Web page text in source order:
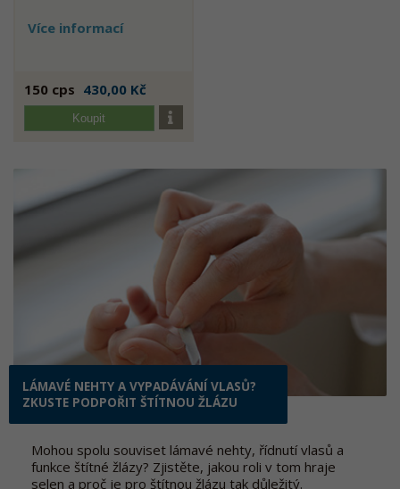
Více informací
150 cps 430,00 Kč
Koupit
LÁMAVÉ NEHTY A VYPADÁVÁNÍ VLASŮ?
ZKUSTE PODPOŘIT ŠTÍTNOU ŽLÁZU
Mohou spolu souviset lámavé nehty, řídnutí vlasů a
funkce štítné žlázy? Zjistěte, jakou roli v tom hraje
selen a proč je pro štítnou žlázu tak důležitý.